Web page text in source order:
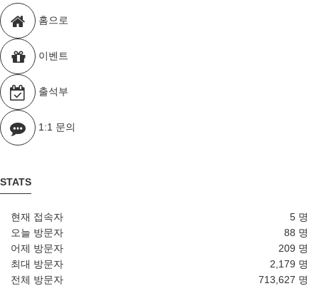
홈으로
이벤트
출석부
1:1 문의
STATS
5 명
현재 접속자
88 명
오늘 방문자
209 명
어제 방문자
2,179 명
최대 방문자
713,627 명
전체 방문자